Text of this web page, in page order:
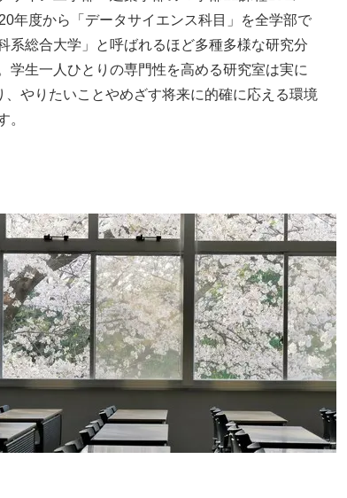
年度から「データサイエンス科目」を全学部で
系総合大学」と呼ばれるほど多種多様な研究分
学生一人ひとりの専門性を高める研究室は実に
、やりたいことやめざす将来に的確に応える環境
。